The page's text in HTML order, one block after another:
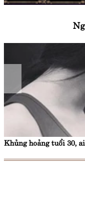
Khủng hoảng tuổi 30,